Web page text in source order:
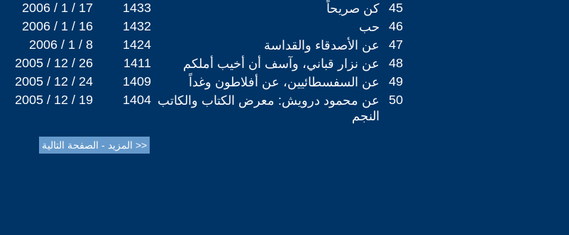
2006 / 1 / 17 1433 كن صريحاً
45
2006 / 1 / 16 1432 حب
46
2006 / 1 / 8 1424 عن الأصدقاء والقداسة
47
2005 / 12 / 26 1411 عن نزار قباني، وآسف أن أخيب أملكم
48
2005 / 12 / 24 1409 عن السفسطائيين، عن أفلاطون وغداً
49
2005 / 12 / 19 1404 عن محمود درويش: معرض الكتاب والكاتب
النجم
50